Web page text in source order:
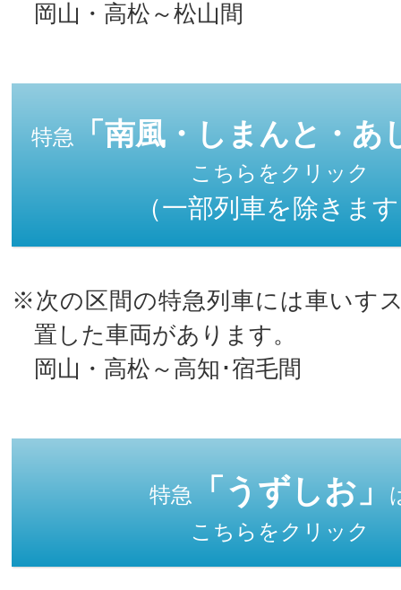
岡山・高松～松山間
特急 「南風・しまんと・あ
こちらをクリック
（一部列車を除きま
※次の区間の特急列車には車いす
置した車両があります。
岡山・高松～高知･宿毛間
特急 「うずしお」
こちらをクリック